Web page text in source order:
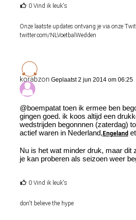
0 Vind ik leuk's
Onze laatste updates ontvang je via onze
twitter.com/NLVoetbalWedden
korabzon Geplaatst 2 jun 2014 om 06:25
@boempatat toen ik ermee ben
gingen goed. ik koos altijd een
wedstrijden begonnnen (zaterdag)
actief waren in Nederland,Engeland
Nu is het wat minder druk, maar dit
je kan proberen als seizoen weer
0 Vind ik leuk's
don't believe the hype